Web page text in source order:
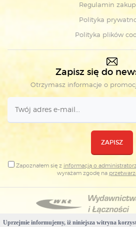
Regulamin
Polityka
Polityka plików
Zapisz się do
Otrzymasz informacje o
ZAPISZ
Zapoznałem się z informacją o
wyrażam zgodę na
Copyright © Wydawnictwa
Uprzejmie informujemy, iż niniejsza witryna